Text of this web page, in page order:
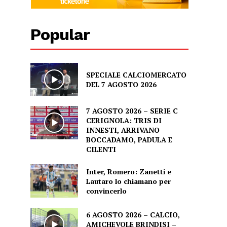
Popular
SPECIALE CALCIOMERCATO
DEL 7 AGOSTO 2026
7 AGOSTO 2026 – SERIE C
CERIGNOLA: TRIS DI
INNESTI, ARRIVANO
BOCCADAMO, PADULA E
CILENTI
Inter, Romero: Zanetti e
Lautaro lo chiamano per
convincerlo
6 AGOSTO 2026 – CALCIO,
AMICHEVOLE BRINDISI –